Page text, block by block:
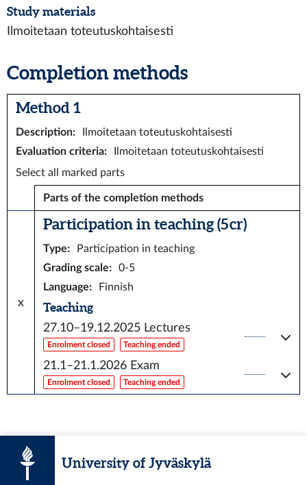
Study materials
Ilmoitetaan toteutuskohtaisesti
Completion methods
Method 1
Description:
Ilmoitetaan toteutuskohtaisesti
Evaluation criteria:
Ilmoitetaan toteutuskohtaisesti
Select all marked parts
Parts of the completion methods
x
Participation in teaching (5 cr)
Type:
Participation in teaching
Grading scale:
0-5
Language: Finnish
Teaching
27.10–19.12.2025 Lectures
Enrolment closed Teaching ended
21.1–21.1.2026 Exam
Enrolment closed Teaching ended
University of Jyväskylä